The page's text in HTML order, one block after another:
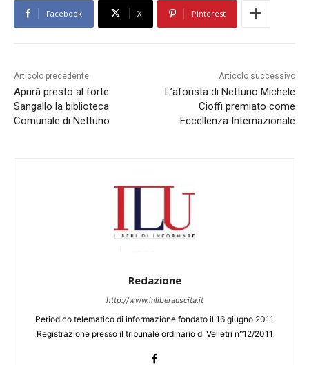
Facebook X Pinterest
Articolo precedente
Aprirà presto al forte
Sangallo la biblioteca
Comunale di Nettuno
Articolo successivo
L’aforista di Nettuno Michele
Cioffi premiato come
Eccellenza Internazionale
Redazione
http://www.inliberauscita.it
Periodico telematico di informazione fondato il 16 giugno 2011
Registrazione presso il tribunale ordinario di Velletri n°12/2011